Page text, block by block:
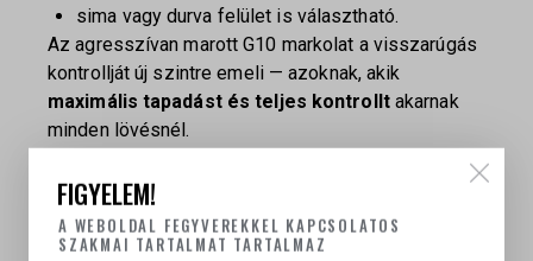
sima vagy durva felület is választható.
Az agresszívan marott G10 markolat a visszarúgás
kontrollját új szintre emeli — azoknak, akik
maximális tapadást és teljes kontrolltakarnak
minden lövésnél.
A HELYES MARKOLAT ILLESZKEDÉSE – A
TELJESÍTMÉNY KULCSA
Az anyagválasztás csak az egyik tényező.
FIGYELEM!
A WEBOLDAL FEGYVEREKKEL KAPCSOLATOS
SZAKMAI TARTALMAT TARTALMAZ